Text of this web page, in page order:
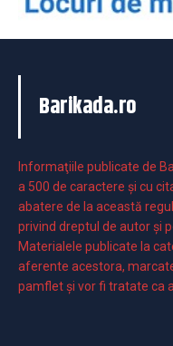
Barikada.ro
Informaţiile publicate de
a 500 de caractere şi cu
abatere de la această
privind dreptul de autor și
Materialele publicate la
aferente acestora,
pamflet și vor fi tratate ca